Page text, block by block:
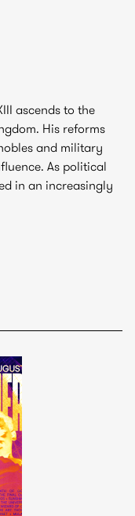
ascends to the
His reforms
and military
As political
in an increasingly